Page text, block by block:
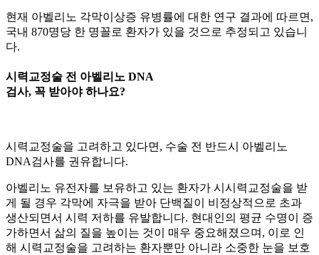
현재 아벨리노 각막이상증 유병률에 대한 연구 결과에 따르면,
국내 870명당 한 명꼴로 환자가 있을 것으로 추정되고 있습니
다.
시력교정술 전 아벨리노 DNA
검사, 꼭 받아야 하나요?
시력교정술을 고려하고 있다면, 수술 전 반드시 아벨리노
DNA검사를 권유합니다.
아벨리노 유전자를 보유하고 있는 환자가 시시력교정술을 받
게 될 경우 각막에 자극을 받아 단백질이 비정상적으로 초과
생산되면서 시력 저하를 유발합니다. 현대인의 평균 수명이 증
가하면서 삶의 질을 높이는 것이 매우 중요해졌으며, 이로 인
해 시력교정술을 고려하는 환자뿐만 아니라 소중한 눈을 보호